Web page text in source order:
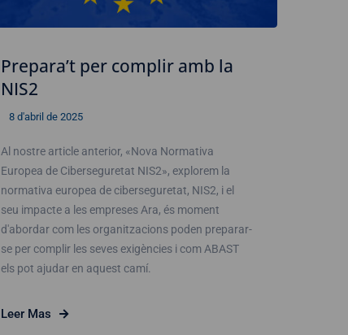
Prepara’t per complir amb la
NIS2
8 d'abril de 2025
Al nostre article anterior, «Nova Normativa
Europea de Ciberseguretat NIS2», explorem la
normativa europea de ciberseguretat, NIS2, i el
seu impacte a les empreses Ara, és moment
d'abordar com les organitzacions poden preparar-
se per complir les seves exigències i com ABAST
els pot ajudar en aquest camí.
Leer Mas